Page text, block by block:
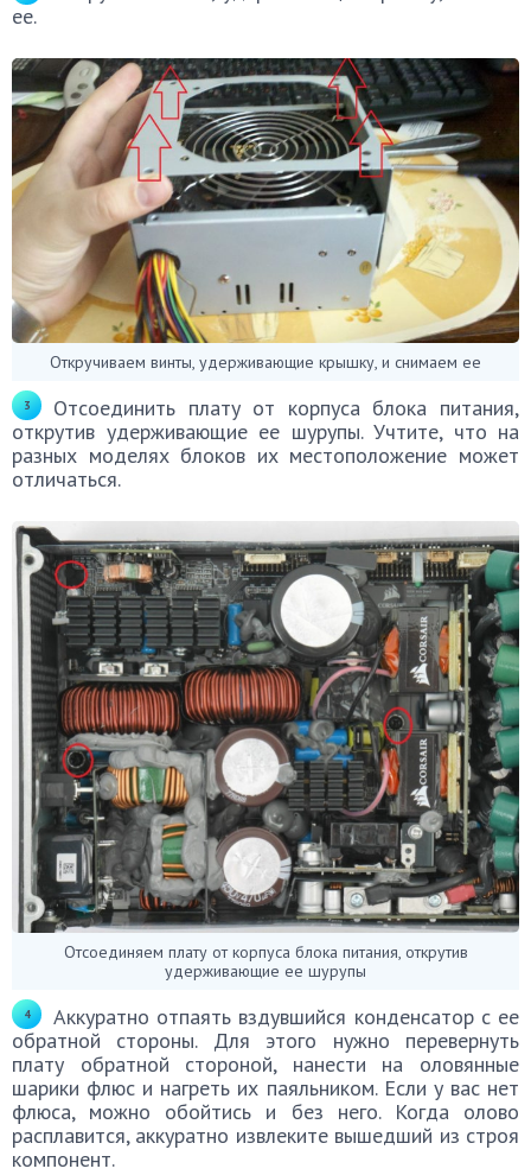
ее.
Откручиваем винты, удерживающие крышку, и снимаем ее
Отсоединить плату от корпуса блока питания,
открутив удерживающие ее шурупы. Учтите, что на
разных моделях блоков их местоположение может
отличаться.
Отсоединяем плату от корпуса блока питания, открутив
удерживающие ее шурупы
Аккуратно отпаять вздувшийся конденсатор с ее
обратной стороны. Для этого нужно перевернуть
плату обратной стороной, нанести на оловянные
шарики флюс и нагреть их паяльником. Если у вас нет
флюса, можно обойтись и без него. Когда олово
расплавится, аккуратно извлеките вышедший из строя
компонент.